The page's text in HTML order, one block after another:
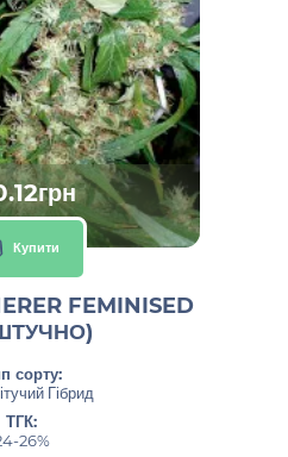
Купити
FEMINISED
сорту:
Гібрид
ТГК:
26%